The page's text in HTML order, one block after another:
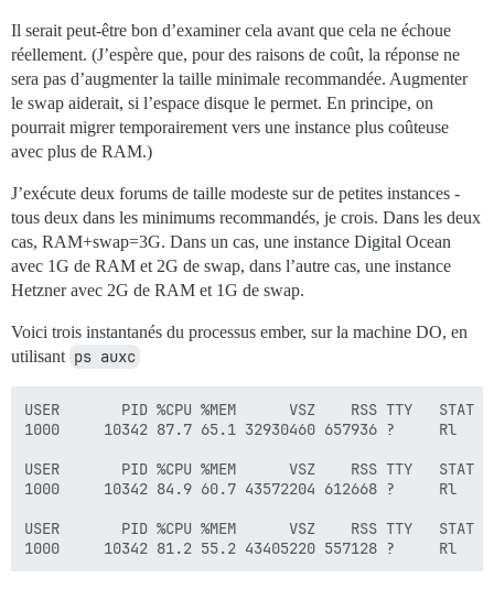
Il serait peut-être bon d’examiner cela avant que cela ne échoue
réellement. (J’espère que, pour des raisons de coût, la réponse ne
sera pas d’augmenter la taille minimale recommandée. Augmenter
le swap aiderait, si l’espace disque le permet. En principe, on
pourrait migrer temporairement vers une instance plus coûteuse
avec plus de RAM.)
J’exécute deux forums de taille modeste sur de petites instances -
tous deux dans les minimums recommandés, je crois. Dans les deux
cas, RAM+swap=3G. Dans un cas, une instance Digital Ocean
avec 1G de RAM et 2G de swap, dans l’autre cas, une instance
Hetzner avec 2G de RAM et 1G de swap.
Voici trois instantanés du processus ember, sur la machine DO, en
utilisant ps auxc
USER       PID %CPU %MEM      VSZ    RSS TTY   STAT
1000     10342 87.7 65.1 32930460 657936 ?     Rl
USER       PID %CPU %MEM      VSZ    RSS TTY   STAT
1000     10342 84.9 60.7 43572204 612668 ?     Rl
USER       PID %CPU %MEM      VSZ    RSS TTY   STAT